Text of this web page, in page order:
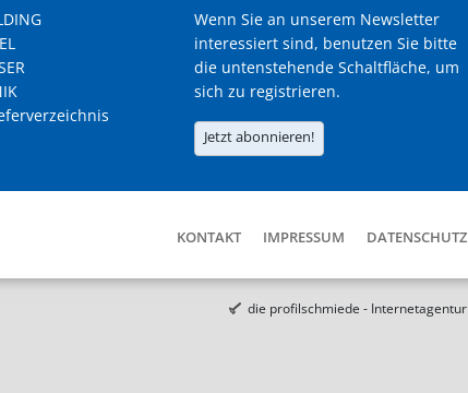
Wenn Sie an unserem Newsletter
interessiert sind, benutzen Sie bitte
die untenstehende Schaltfläche, um
sich zu registrieren.
Jetzt abonnieren!
KONTAKT IMPRESSUM DATENSCHUTZ
die profilschmiede - Internetagentur